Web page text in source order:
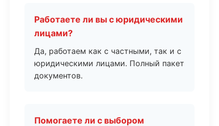
Работаете ли вы с юридическими
лицами?
Да, работаем как с частными, так и с
юридическими лицами. Полный пакет
документов.
Помогаете ли с выбором